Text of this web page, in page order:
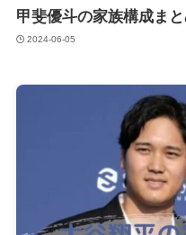
甲斐優斗の家族構成ま
2024-06-05